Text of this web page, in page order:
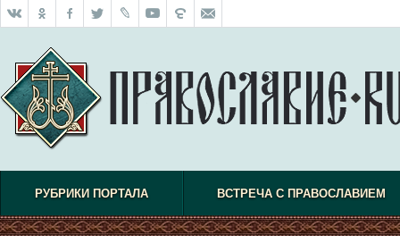
РУБРИКИ ПОРТАЛА ВСТРЕЧА С ПРАВОСЛАВИЕМ